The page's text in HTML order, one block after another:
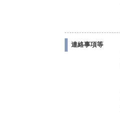
連絡事項等